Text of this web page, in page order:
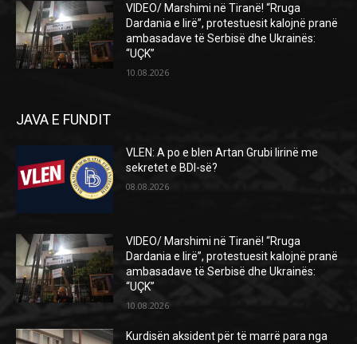
VIDEO/ Marshimi në Tiranë! “Rruga
Dardania e lirë”, protestuesit kalojnë pranë
ambasadave të Serbisë dhe Ukrainës:
“UÇK”
10.08.2026
JAVA E FUNDIT
VLEN: A po e blen Artan Grubi lirinë me
sekretet e BDI-së?
08.08.2026
VIDEO/ Marshimi në Tiranë! “Rruga
Dardania e lirë”, protestuesit kalojnë pranë
ambasadave të Serbisë dhe Ukrainës:
“UÇK”
10.08.2026
Kurdisën aksident për të marrë para nga